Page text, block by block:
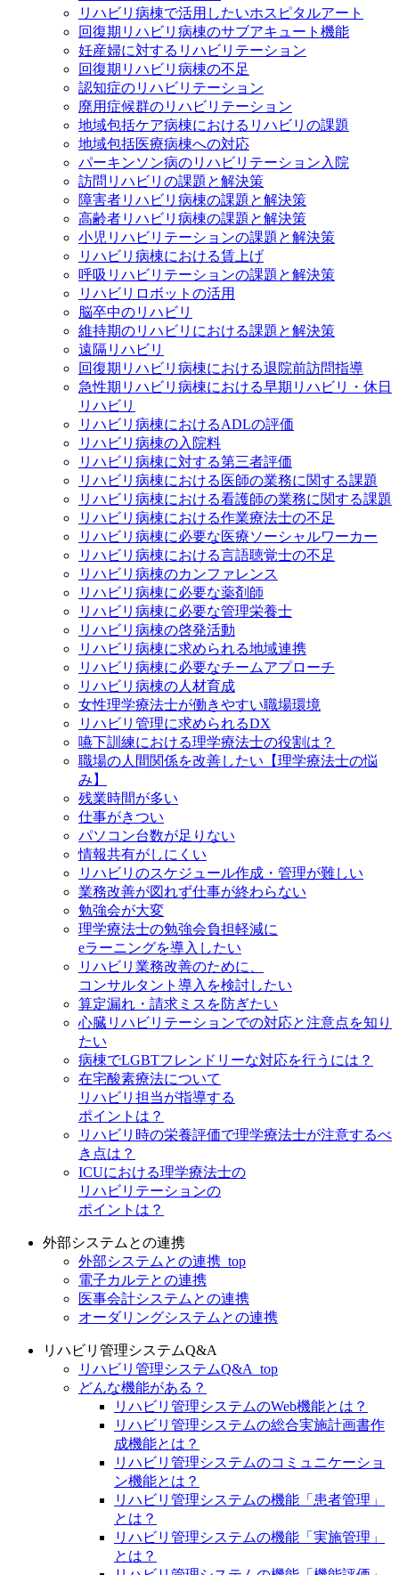
リハビリ病棟で活用したいホスピタルアート
回復期リハビリ病棟のサブアキュート機能
妊産婦に対するリハビリテーション
回復期リハビリ病棟の不足
認知症のリハビリテーション
廃用症候群のリハビリテーション
地域包括ケア病棟におけるリハビリの課題
地域包括医療病棟への対応
パーキンソン病のリハビリテーション入院
訪問リハビリの課題と解決策
障害者リハビリ病棟の課題と解決策
高齢者リハビリ病棟の課題と解決策
小児リハビリテーションの課題と解決策
リハビリ病棟における賃上げ
呼吸リハビリテーションの課題と解決策
リハビリロボットの活用
脳卒中のリハビリ
維持期のリハビリにおける課題と解決策
遠隔リハビリ
回復期リハビリ病棟における退院前訪問指導
急性期リハビリ病棟における早期リハビリ・休日
リハビリ
リハビリ病棟におけるADLの評価
リハビリ病棟の入院料
リハビリ病棟に対する第三者評価
リハビリ病棟における医師の業務に関する課題
リハビリ病棟における看護師の業務に関する課題
リハビリ病棟における作業療法士の不足
リハビリ病棟に必要な医療ソーシャルワーカー
リハビリ病棟における言語聴覚士の不足
リハビリ病棟のカンファレンス
リハビリ病棟に必要な薬剤師
リハビリ病棟に必要な管理栄養士
リハビリ病棟の啓発活動
リハビリ病棟に求められる地域連携
リハビリ病棟に必要なチームアプローチ
リハビリ病棟の人材育成
女性理学療法士が働きやすい職場環境
リハビリ管理に求められるDX
嚥下訓練における理学療法士の役割は？
職場の人間関係を改善したい【理学療法士の悩
み】
残業時間が多い
仕事がきつい
パソコン台数が足りない
情報共有がしにくい
リハビリのスケジュール作成・管理が難しい
業務改善が図れず仕事が終わらない
勉強会が大変
理学療法士の勉強会負担軽減に
eラーニングを導入したい
リハビリ業務改善のために、
コンサルタント導入を検討したい
算定漏れ・請求ミスを防ぎたい
心臓リハビリテーションでの対応と注意点を知り
たい
病棟でLGBTフレンドリーな対応を行うには？
在宅酸素療法について
リハビリ担当が指導する
ポイントは？
リハビリ時の栄養評価で理学療法士が注意するべ
き点は？
ICUにおける理学療法士の
リハビリテーションの
ポイントは？
外部システムとの連携
外部システムとの連携_top
電子カルテとの連携
医事会計システムとの連携
オーダリングシステムとの連携
リハビリ管理システムQ&A
リハビリ管理システムQ&A_top
どんな機能がある？
リハビリ管理システムのWeb機能とは？
リハビリ管理システムの総合実施計画書作
成機能とは？
リハビリ管理システムのコミュニケーショ
ン機能とは？
リハビリ管理システムの機能「患者管理」
とは？
リハビリ管理システムの機能「実施管理」
とは？